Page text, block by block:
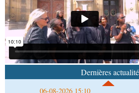
Dernières
06-08-2026 15:30
ÉconomieAgriculture : Denis
lance la deuxième édition de la
agricole du Congo
06-08-2026 15:10
UMNG : 145 enseignants-
promus aux sessions du Cames
06-08-2026 15:00